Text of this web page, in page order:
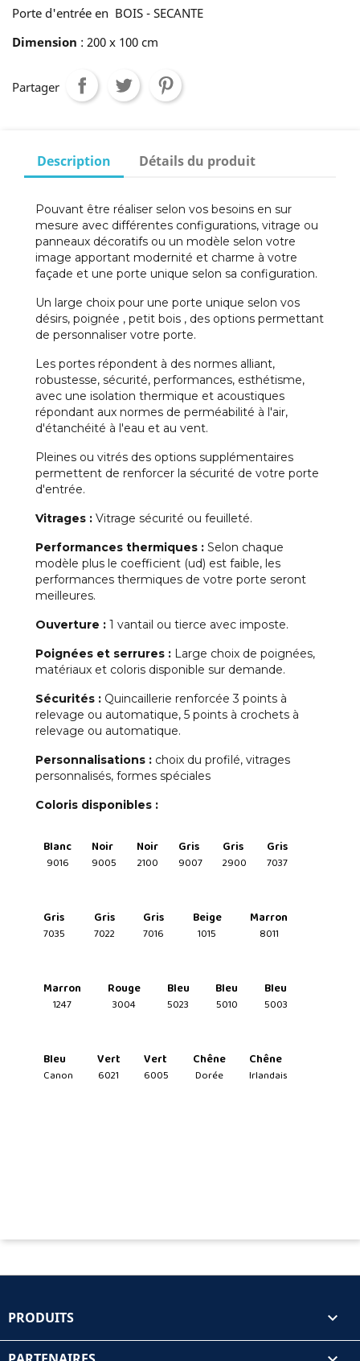
Porte d'entrée en BOIS - SECANTE
Dimension : 200 x 100 cm
Partager
Description Détails du produit
Pouvant être réaliser selon vos besoins en sur
mesure avec différentes configurations, vitrage ou
panneaux décoratifs ou un modèle selon votre
image apportant modernité et charme à votre
façade et une porte unique selon sa configuration.
Un large choix pour une porte unique selon vos
désirs, poignée , petit bois , des options permettant
de personnaliser votre porte.
Les portes répondent à des normes alliant,
robustesse, sécurité, performances, esthétisme,
avec une isolation thermique et acoustiques
répondant aux normes de perméabilité à l'air,
d'étanchéité à l'eau et au vent.
Pleines ou vitrés des options supplémentaires
permettent de renforcer la sécurité de votre porte
d'entrée.
Vitrages : Vitrage sécurité ou feuilleté.
Performances thermiques : Selon chaque
modèle plus le coefficient (ud) est faible, les
performances thermiques de votre porte seront
meilleures.
Ouverture : 1 vantail ou tierce avec imposte.
Poignées et serrures : Large choix de poignées,
matériaux et coloris disponible sur demande.
Sécurités : Quincaillerie renforcée 3 points à
relevage ou automatique, 5 points à crochets à
relevage ou automatique.
Personnalisations : choix du profilé, vitrages
personnalisés, formes spéciales
Coloris disponibles :
Blanc
9016
Noir
9005
Noir
2100
Gris
9007
Gris
2900
Gris
7037
Gris
7035
Gris
7022
Gris
7016
Beige
1015
Marron
8011
Marron
1247
Rouge
3004
Bleu
5023
Bleu
5010
Bleu
5003
Bleu
Canon
Vert
6021
Vert
6005
Chêne
Dorée
Chêne
Irlandais
PRODUITS 